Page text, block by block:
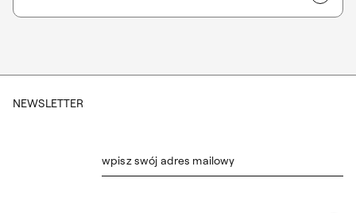
NEWSLETTER
wpisz swój adres mailowy